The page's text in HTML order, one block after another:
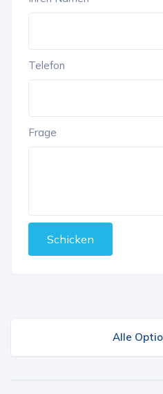
Telefon
Frage
Schicken
Alle